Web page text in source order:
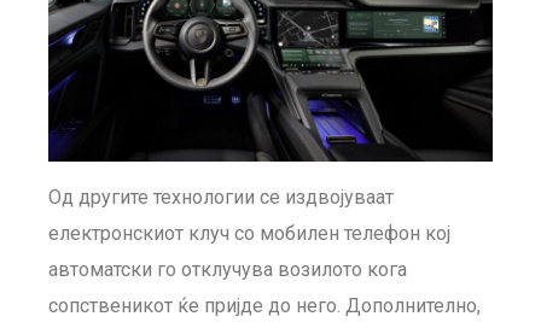
Од другите технологии се издвојуваат
електронскиот клуч со мобилен телефон кој
автоматски го отклучува возилото кога
сопственикот ќе пријде до него. Дополнително,